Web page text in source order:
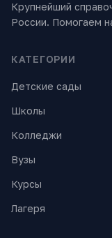
Крупнейший
России. Помогаем
КАТЕГОРИИ
Детские сады
Школы
Колледжи
Вузы
Курсы
Лагеря